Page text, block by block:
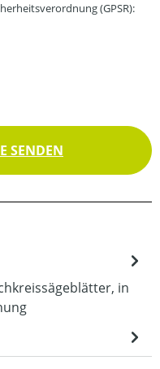
(GPSR):
SENDEN
in